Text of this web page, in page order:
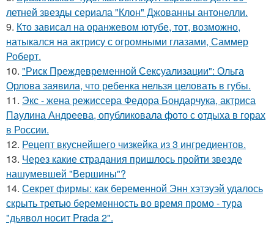
летней звезды сериала "Клон" Джованны антонелли.
9. Кто зависал на оранжевом ютубе, тот, возможно,
натыкался на актрису с огромными глазами, Саммер
Роберт.
10. "Риск Преждевременной Сексуализации": Ольга
Орлова заявила, что ребенка нельзя целовать в губы.
11. Экс - жена режиссера Федора Бондарчука, актриса
Паулина Андреева, опубликовала фото с отдыха в горах
в России.
12. Рецепт вкуснейшего чизкейка из 3 ингредиентов.
13. Через какие страдания пришлось пройти звезде
нашумевшей "Вершины"?
14. Секрет фирмы: как беременной Энн хэтэуэй удалось
скрыть третью беременность во время промо - тура
"дьявол носит Prada 2".